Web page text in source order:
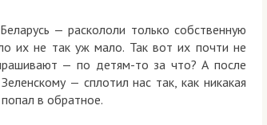
— раскололи только собственную
не так уж мало. Так вот их почти не
— по детям-то за что? А после
— сплотил нас так, как никакая
в обратное.